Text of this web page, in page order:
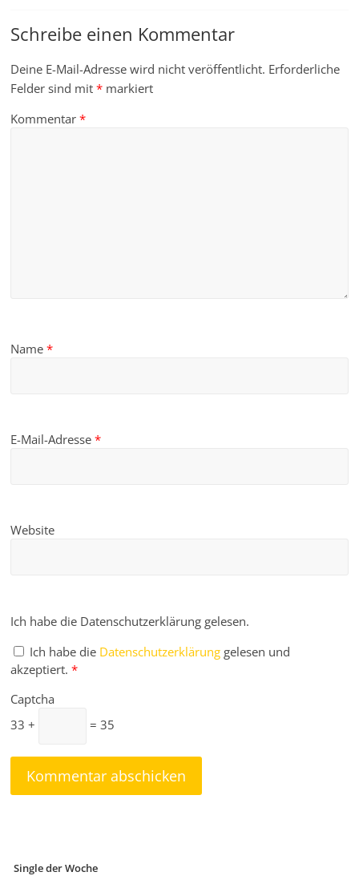
Schreibe einen Kommentar
Deine E-Mail-Adresse wird nicht veröffentlicht. Erforderliche
Felder sind mit* markiert
Kommentar*
Name*
E-Mail-Adresse*
Website
Ich habe die Datenschutzerklärung gelesen.
Ich habe die Datenschutzerklärung gelesen und
akzeptiert. *
Captcha
33 +
= 35
Single der Woche